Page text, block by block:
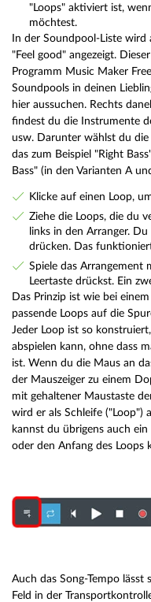
"Loops" aktiviert ist,
möchtest.
In der Soundpool-Liste wird
"Feel good" angezeigt.
Programm Music Maker
Soundpools in deinen
hier aussuchen. Rechts
findest du die Instrumente
usw. Darunter wählst du die
das zum Beispiel "Right
Bass" (in den Varianten A
Klicke auf einen Loop,
Ziehe die Loops, die du
links in den Arranger.
drücken. Das
Spiele das Arrangement
Leertaste drückst. Ein
Das Prinzip ist wie bei
passende Loops auf die
Jeder Loop ist so
abspielen kann, ohne dass
ist. Wenn du die Maus an
der Mauszeiger zu einem
mit gehaltener Maustaste
wird er als Schleife ("Loop")
kannst du übrigens auch
oder den Anfang des Loops
Auch das Song-Tempo
Feld in der